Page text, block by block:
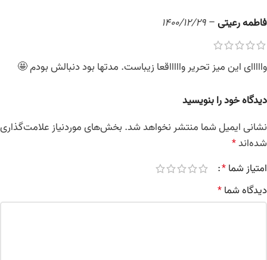
فاطمه رعیتی–
1400/12/29
وااااای این میز تحریر واااااقعا زیباست. مدتها بود دنبالش بودم 🤩
دیدگاه خود را بنویسید
نشانی ایمیل شما منتشر نخواهد شد. بخش‌های موردنیاز علامت‌گذاری
شده‌اند*
امتیاز شما*
دیدگاه شما*